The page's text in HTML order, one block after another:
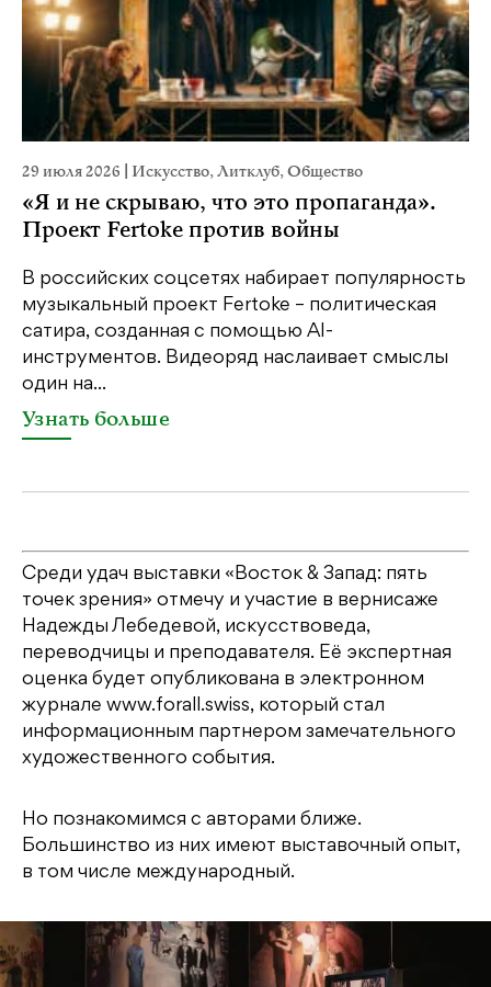
29 июля 2026 Искусство,Литклуб,Общество
«Я и не скрываю, что это пропаганда».
Проект Fertoke против войны
В российских соцсетях набирает популярность
музыкальный проект Fertoke – политическая
сатира, созданная с помощью AI-
инструментов. Видеоряд наслаивает смыслы
один на...
Узнать больше
Среди удач выставки «Восток & Запад: пять
точек зрения» отмечу и участие в вернисаже
Надежды Лебедевой, искусствоведа,
переводчицы и преподавателя. Её экспертная
оценка будет опубликована в электронном
журнале www.forall.swiss, который стал
информационным партнером замечательного
художественного события.
Но познакомимся с авторами ближе.
Большинство из них имеют выставочный опыт,
в том числе международный.